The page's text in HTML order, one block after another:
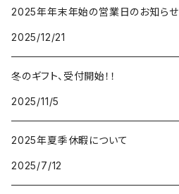
2025年年末年始の営業日のお知らせ
2025/12/21
冬のギフト、受付開始！！
2025/11/5
2025年夏季休暇について
2025/7/12